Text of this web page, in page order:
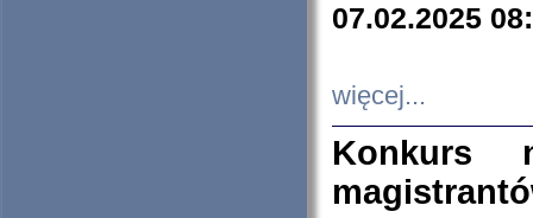
07.02.2025
więcej...
Konkurs